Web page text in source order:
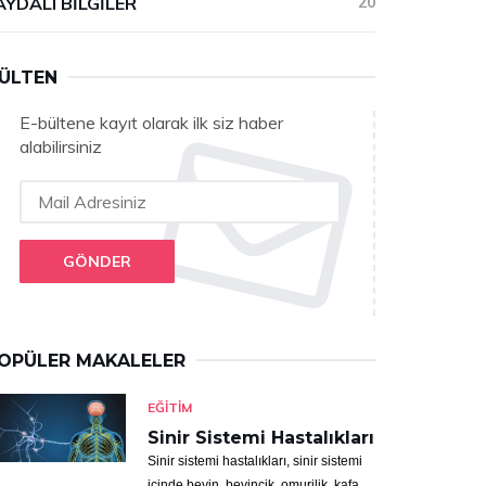
E-bültene kayıt olarak ilk siz haber
alabilirsiniz
GÖNDER
MAKALELER
EĞITIM
Sinir Sistemi Hastalıkları
Sinir sistemi hastalıkları, sinir sistemi